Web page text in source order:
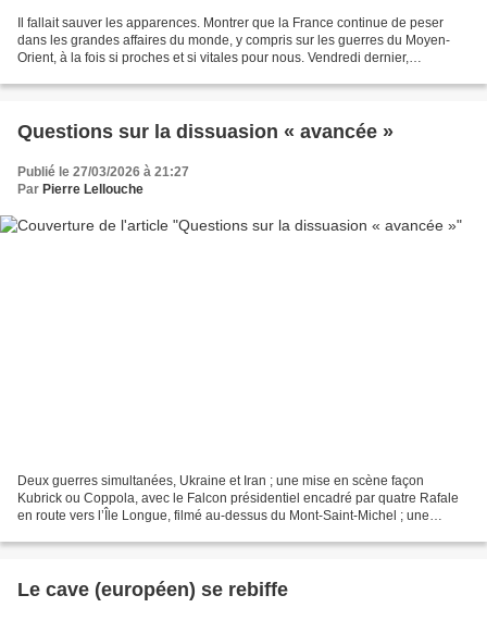
Il fallait sauver les apparences. Montrer que la France continue de peser
dans les grandes affaires du monde, y compris sur les guerres du Moyen-
Orient, à la fois si proches et si vitales pour nous. Vendredi dernier,
Questions sur la dissuasion « avancée »
Publié le 27/03/2026 à 21:27
Par Pierre Lellouche
Deux guerres simultanées, Ukraine et Iran ; une mise en scène façon
Kubrick ou Coppola, avec le Falcon présidentiel encadré par quatre Rafale
en route vers l’Île Longue, filmé au-dessus du Mont-Saint-Michel ; une
Le cave (européen) se rebiffe